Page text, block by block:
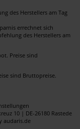
des Herstellers am Tag
errechnet sich
des Herstellers am
Preise sind
sind Bruttopreise.
10 | DE-26180 Rastede
audaris.de